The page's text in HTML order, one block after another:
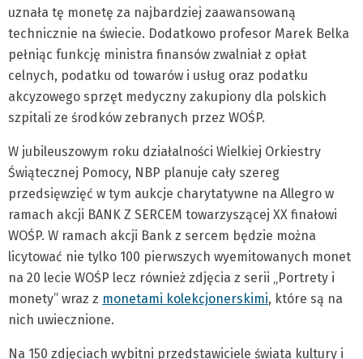
uznała tę monetę za najbardziej zaawansowaną
technicznie na świecie. Dodatkowo profesor Marek Belka
pełniąc funkcję ministra finansów zwalniał z opłat
celnych, podatku od towarów i usług oraz podatku
akcyzowego sprzęt medyczny zakupiony dla polskich
szpitali ze środków zebranych przez WOŚP.
W jubileuszowym roku działalności Wielkiej Orkiestry
Świątecznej Pomocy, NBP planuje cały szereg
przedsięwzięć w tym aukcje charytatywne na Allegro w
ramach akcji BANK Z SERCEM towarzyszącej XX finałowi
WOŚP. W ramach akcji Bank z sercem będzie można
licytować nie tylko 100 pierwszych wyemitowanych monet
na 20 lecie WOŚP lecz również zdjęcia z serii „Portrety i
monety” wraz z monetami kolekcjonerskimi, które są na
nich uwiecznione.
Na 150 zdjęciach wybitni przedstawiciele świata kultury i